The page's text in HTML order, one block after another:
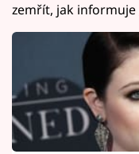
zemřít, jak informuje